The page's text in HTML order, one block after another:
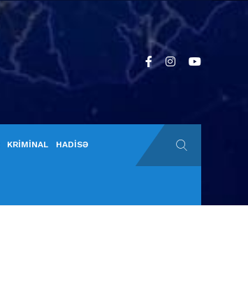
KRİMİNAL HADİSƏ